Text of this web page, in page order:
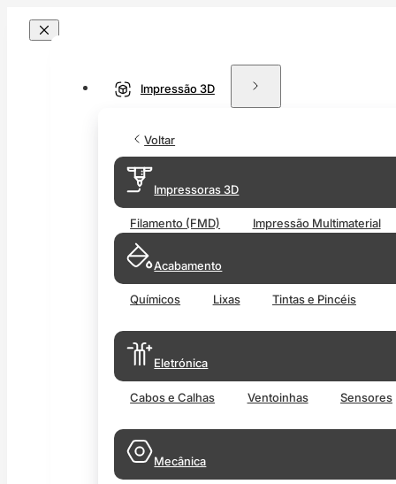
Impressão 3D
Voltar
Impressoras 3D
Filamento (FMD) Impressão Multimaterial
Acabamento
Químicos Lixas Tintas e Pincéis
Eletrónica
Cabos e Calhas Ventoinhas Sensores
Mecânica